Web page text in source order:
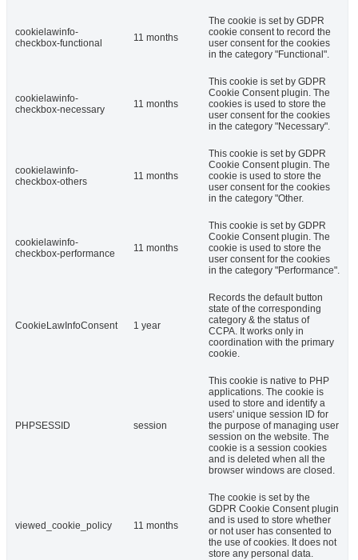
cookielawinfo-
checkbox-functional
11 months
The cookie is set by GDPR
cookie consent to record the
user consent for the cookies
in the category "Functional".
cookielawinfo-
checkbox-necessary
11 months
This cookie is set by GDPR
Cookie Consent plugin. The
cookies is used to store the
user consent for the cookies
in the category "Necessary".
cookielawinfo-
checkbox-others
11 months
This cookie is set by GDPR
Cookie Consent plugin. The
cookie is used to store the
user consent for the cookies
in the category "Other.
cookielawinfo-
checkbox-performance
11 months
This cookie is set by GDPR
Cookie Consent plugin. The
cookie is used to store the
user consent for the cookies
in the category "Performance".
CookieLawInfoConsent 1 year
Records the default button
state of the corresponding
category & the status of
CCPA. It works only in
coordination with the primary
cookie.
PHPSESSID session
This cookie is native to PHP
applications. The cookie is
used to store and identify a
users' unique session ID for
the purpose of managing user
session on the website. The
cookie is a session cookies
and is deleted when all the
browser windows are closed.
viewed_cookie_policy 11 months
The cookie is set by the
GDPR Cookie Consent plugin
and is used to store whether
or not user has consented to
the use of cookies. It does not
store any personal data.